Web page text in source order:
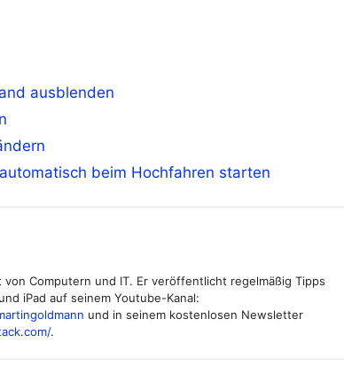
ausblenden
beim Hochfahren starten
Computern und IT. Er veröffentlicht regelmäßig Tipps
iPad auf seinem Youtube-Kanal:
und in seinem kostenlosen Newsletter
.